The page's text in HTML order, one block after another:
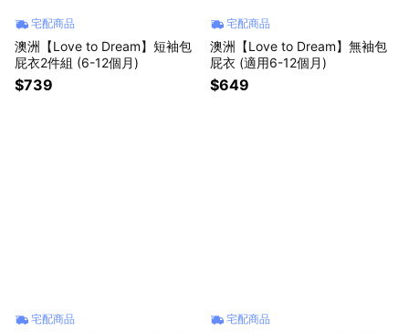
宅配商品
澳洲【Love to Dream】短袖包
屁衣2件組 (6-12個月)
$739
宅配商品
澳洲【Love to Dream】無袖包
屁衣 (適用6-12個月)
$649
宅配商品 宅配商品